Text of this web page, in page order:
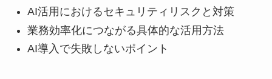
AI活用におけるセキュリティリスクと対策
業務効率化につながる具体的な活用方法
AI導入で失敗しないポイント